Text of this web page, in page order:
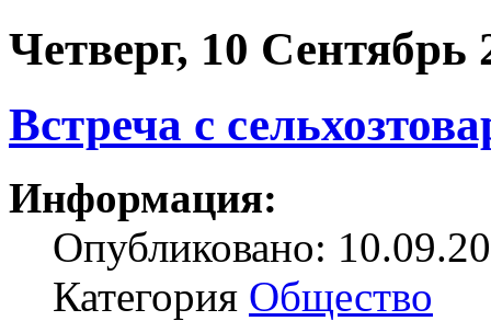
Четверг, 10 Сентябрь
Встреча с
Информация:
Опубликовано:
Категория Общество